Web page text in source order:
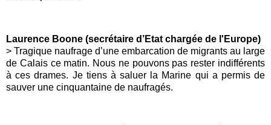
Laurence Boone (secrétaire d’Etat chargée de l'Europe)
> Tragique naufrage d’une embarcation de migrants au large
de Calais ce matin. Nous ne pouvons pas rester indifférents
à ces drames. Je tiens à saluer la Marine qui a permis de
sauver une cinquantaine de naufragés.